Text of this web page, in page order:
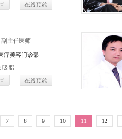
副主任医师
疗美容门诊部
吸脂
7 8 9 10 11 12